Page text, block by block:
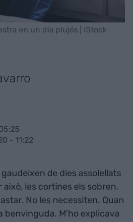
en un dia plujós | iStock
- 11:22
de dies assolellats
això, les cortines els sobren.
No les necessiten. Quan
benvinguda. M'ho explicava